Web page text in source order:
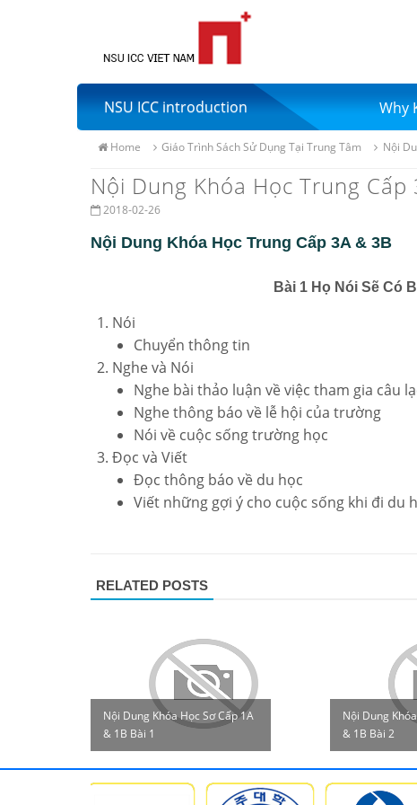
NSU ICC introduction Why
Home Giáo Trình Sách Sử Dụng Tại Trung Tâm Nội
Nội Dung Khóa Học Trung Cấp
2018-02-26
Nội Dung Khóa Học Trung Cấp 3A & 3B
Bài 1 Họ Nói Sẽ Có
Nói
Chuyển thông tin
Nghe và Nói
Nghe bài thảo luận về việc tham gia câu
Nghe thông báo về lễ hội của trường
Nói về cuộc sống trường học
Đọc và Viết
Đọc thông báo về du học
Viết những gợi ý cho cuộc sống khi đi du
RELATED POSTS
Nội Dung Khóa Học Sơ Cấp 1A
& 1B Bài 1
Nội Dung
& 1B Bài 2